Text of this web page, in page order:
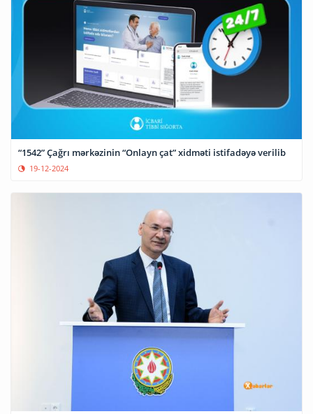
“1542” Çağrı mərkəzinin “Onlayn çat” xidməti istifadəyə verilib
19-12-2024